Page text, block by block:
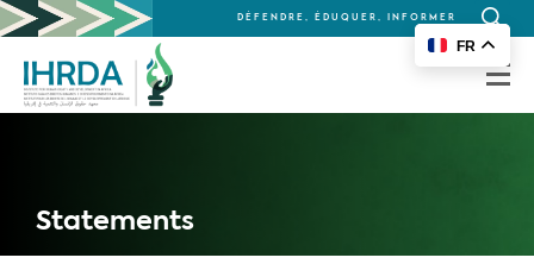
DÉFENDRE, ÉDUQUER, INFORMER
for:
Statements
FR